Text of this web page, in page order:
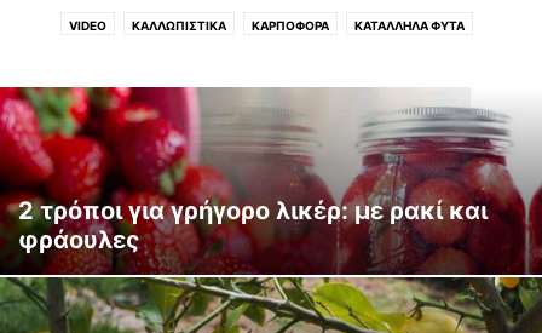
VIDEO ΚΑΛΛΩΠΙΣΤΙΚΑ ΚΑΡΠΟΦΟΡΑ ΚΑΤΑΛΛΗΛΑ ΦΥΤΑ
ΠΡΟΣΤΑΣΙΑ ΦΥΤΩΝ ΣΥΝΤΑΓΕΣ ΥΓΕΙΑ
2 τρόποι για γρήγορο λικέρ: με ρακί και
φράουλες